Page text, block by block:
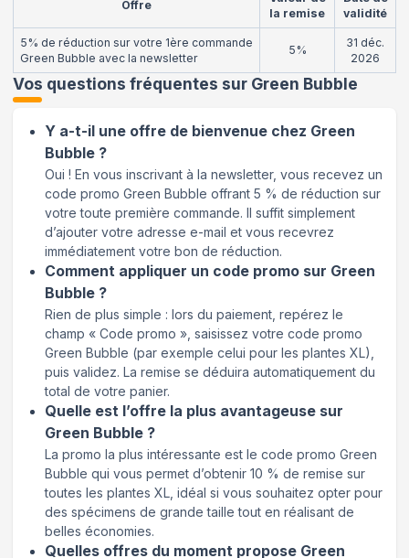
Offre
la remise
validité
5% de réduction sur votre 1ère commande
Green Bubble avec la newsletter
5%
31 déc.
2026
Vos questions fréquentes sur Green Bubble
Y a-t-il une offre de bienvenue chez Green
Bubble ?
Oui ! En vous inscrivant à la newsletter, vous recevez un
code promo Green Bubble offrant 5 % de réduction sur
votre toute première commande. Il suffit simplement
d’ajouter votre adresse e-mail et vous recevrez
immédiatement votre bon de réduction.
Comment appliquer un code promo sur Green
Bubble ?
Rien de plus simple : lors du paiement, repérez le
champ « Code promo », saisissez votre code promo
Green Bubble (par exemple celui pour les plantes XL),
puis validez. La remise se déduira automatiquement du
total de votre panier.
Quelle est l’offre la plus avantageuse sur
Green Bubble ?
La promo la plus intéressante est le code promo Green
Bubble qui vous permet d’obtenir 10 % de remise sur
toutes les plantes XL, idéal si vous souhaitez opter pour
des spécimens de grande taille tout en réalisant de
belles économies.
Quelles offres du moment propose Green